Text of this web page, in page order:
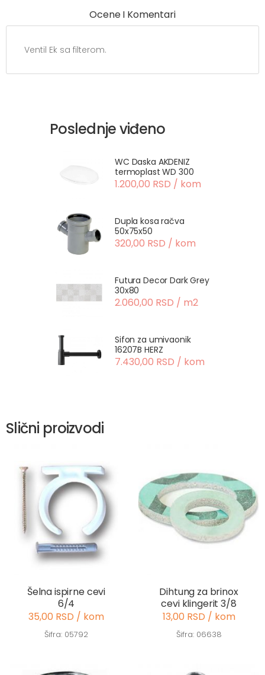
Ocene I Komentari
Ventil Ek sa filterom.
Poslednje viđeno
WC Daska AKDENIZ
termoplast WD 300
1.200,00 RSD / kom
Dupla kosa račva
50x75x50
320,00 RSD / kom
Futura Decor Dark Grey
30x80
2.060,00 RSD / m2
Sifon za umivaonik
16207B HERZ
7.430,00 RSD / kom
Slični proizvodi
Šelna ispirne cevi
6/4
35,00 RSD / kom
Šifra: 05792
Dihtung za brinox
cevi klingerit 3/8
13,00 RSD / kom
Šifra: 06638